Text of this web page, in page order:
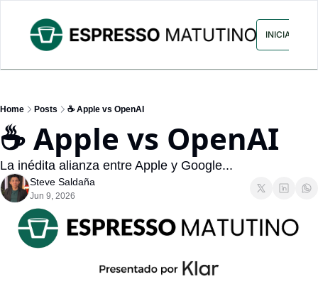
ARCHIVO ANUNCIA CON
INICIAR
Home Posts ☕ Apple vs OpenAI
☕ Apple vs OpenAI
La inédita alianza entre Apple y Google...
Steve Saldaña
Jun 9, 2026